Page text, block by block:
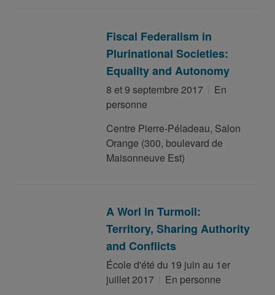
Fiscal Federalism in
Plurinational Societies:
Equality and Autonomy
8 et 9 septembre 2017
En
personne
Centre Pierre-Péladeau, Salon
Orange (300, boulevard de
Maisonneuve Est)
A Worl in Turmoil:
Territory, Sharing Authority
and Conflicts
École d'été du 19 juin au 1er
juillet 2017
En personne